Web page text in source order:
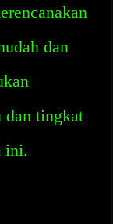
dan
dan tingkat
ini.